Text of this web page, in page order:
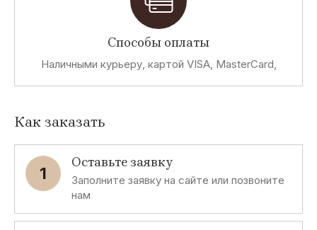
Способы оплаты
Наличными курьеру, картой VISA, MasterCard,
Как заказать
1
Оставьте заявку
Заполните заявку на сайте или позвоните
нам